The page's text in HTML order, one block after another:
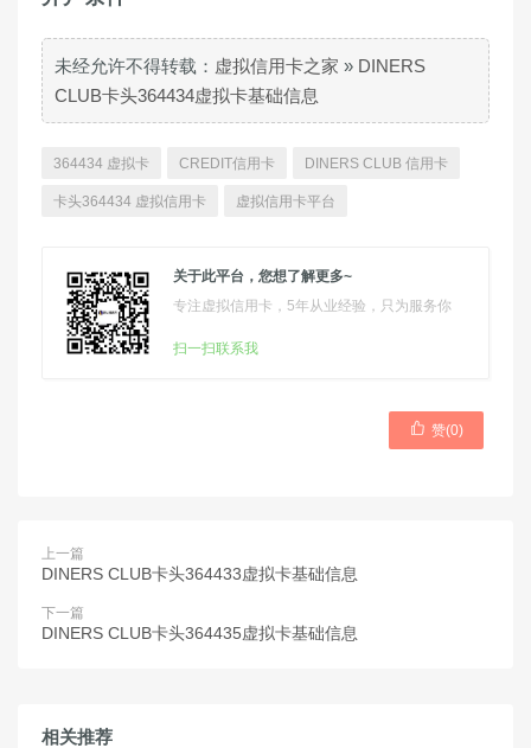
未经允许不得转载： 虚拟信用卡之家 » DINERS
CLUB卡头364434虚拟卡基础信息
364434 虚拟卡 CREDIT信用卡 DINERS CLUB 信用卡
卡头364434 虚拟信用卡 虚拟信用卡平台
关于此平台，您想了解更多~
专注虚拟信用卡，5年从业经验，只为服务你
扫一扫联系我
 赞(0)
上一篇
DINERS CLUB卡头364433虚拟卡基础信息
下一篇
DINERS CLUB卡头364435虚拟卡基础信息
相关推荐